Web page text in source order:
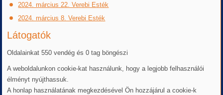
2024. március 22. Verebi Esték
2024. március 8. Verebi Esték
Látogatók
Oldalainkat 550 vendég és 0 tag böngészi
A weboldalunkon cookie-kat használunk, hogy a legjobb felhasználói
élményt nyújthassuk.
A honlap használatának megkezdésével Ön hozzájárul a cookie-k